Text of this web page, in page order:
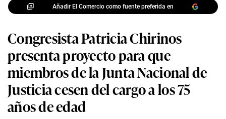
Añadir El Comercio como fuente preferida en
Congresista Patricia Chirinos
presenta proyecto para que
miembros de la Junta Nacional de
Justicia cesen del cargo a los 75
años de edad